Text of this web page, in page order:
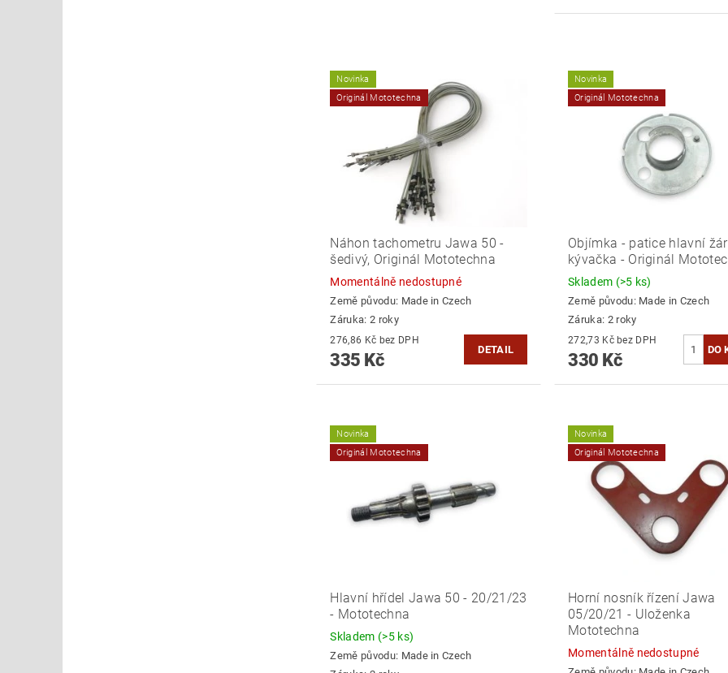
Novinka
Originál Mototechna
Náhon tachometru Jawa 50 -
šedivý, Originál Mototechna
Momentálně nedostupné
Země původu: Made in Czech
Záruka: 2 roky
276,86 Kč bez DPH
335 Kč
DETAIL
Novinka
Originál Mototechna
Objímka - patice hlavní
kývačka - Originál
Skladem (>5 ks)
Země původu: Made in Czech
Záruka: 2 roky
272,73 Kč bez DPH
330 Kč
Novinka
Originál Mototechna
Hlavní hřídel Jawa 50 - 20/21/23
- Mototechna
Skladem (>5 ks)
Země původu: Made in Czech
Novinka
Originál Mototechna
Horní nosník řízení Jawa
05/20/21 - Uloženka
Mototechna
Momentálně nedostupné